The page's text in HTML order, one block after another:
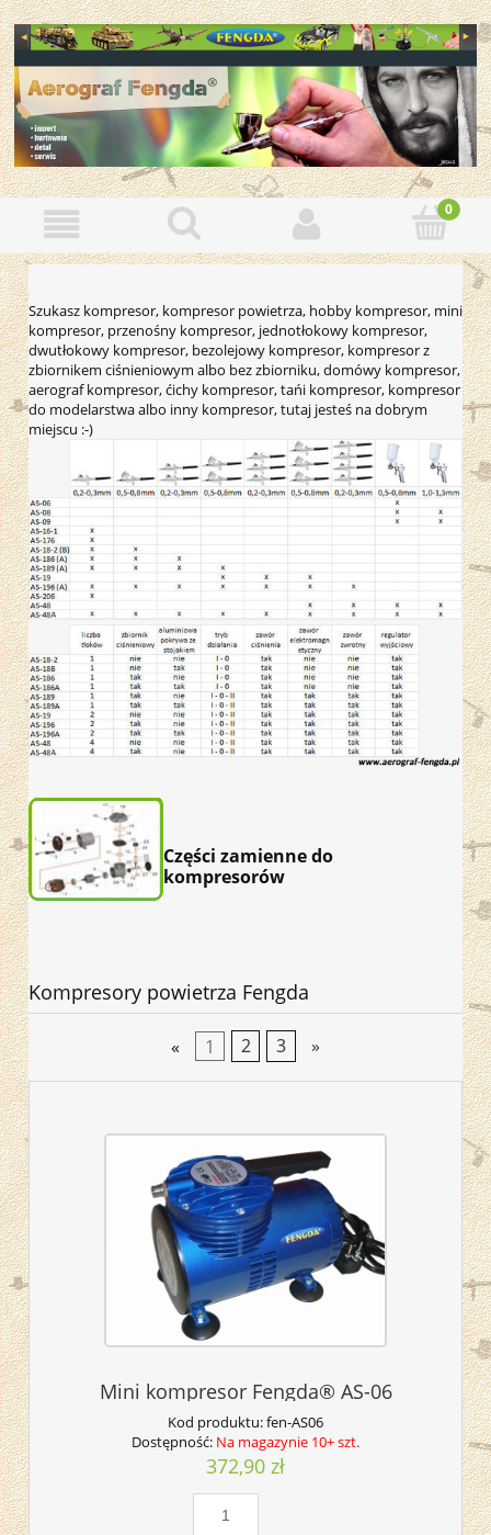
Szukasz kompresor, kompresor powietrza, hobby kompresor, mini
kompresor, przenośny kompresor, jednotłokowy kompresor,
dwutłokowy kompresor, bezolejowy kompresor, kompresor z
zbiornikem ciśnieniowym albo bez zbiorniku, domówy kompresor,
aerograf kompresor, ćichy kompresor, tańi kompresor, kompresor
do modelarstwa albo inny kompresor, tutaj jesteś na dobrym
miejscu :-)
Części zamienne do
kompresorów
Kompresory powietrza Fengda
« 1 2 3 »
Mini kompresor Fengda® AS-06
Kod produktu:fen-AS06
Dostępność: Na magazynie 10+ szt.
372,90 zł